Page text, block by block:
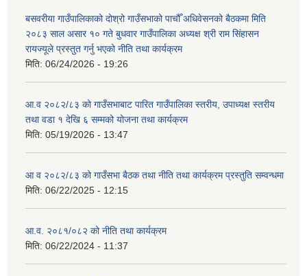
बसवरीया गाउँपालिकाको दोश्रो गाउँसभाको पाचौँ अधिवेसनको बैठकमा मिति
२०८३ साल असार १० गते बुधवार गाउँपालिका अध्यक्ष श्री राम सिंहासन
रायज्यूले प्रस्तुत गर्नु भएको नीति तथा कार्यक्रम
मिति: 06/24/2026 - 19:26
आ.व २०८२/८३ को गाउँसभाबाट पारित गाउँपालिका स्तरीय, उपाध्यक्ष स्तरीय
तथा वडा १ देखि ६ सम्मको योजना तथा कार्यक्रम
मिति: 05/19/2026 - 13:47
आ व २०८२/८३ को गाउँसभा बैठक तथा नीति तथा कार्यक्रम प्रस्तुति सम्वन्धमा
मिति: 06/22/2025 - 12:15
आ.व. २०८१/०८२ को नीति तथा कार्यक्रम
मिति: 06/22/2024 - 11:37